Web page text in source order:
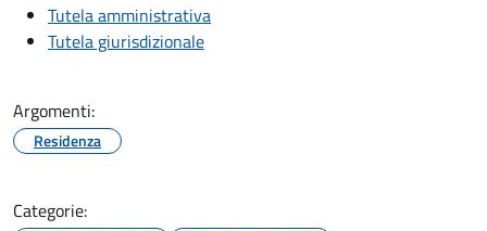
Tutela amministrativa
Tutela giurisdizionale
Argomenti:
Residenza
Categorie: